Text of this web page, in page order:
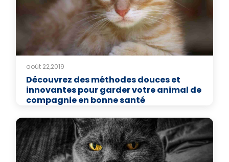
août 22,2019
Découvrez des méthodes douces et
innovantes pour garder votre animal de
compagnie en bonne santé